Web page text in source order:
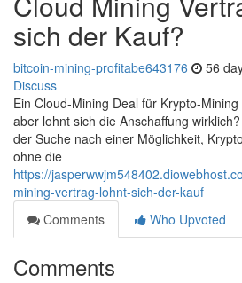
sich der Kauf?
bitcoin-mining-profitabe643176 56
Discuss
Ein Cloud-Mining Deal für Krypto-
aber lohnt sich die Anschaffung
der Suche nach einer Möglichkeit,
ohne die
https://
mining-vertrag-lohnt-sich-der-kauf
Comments
Who Upvoted
Comments